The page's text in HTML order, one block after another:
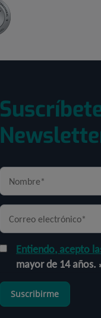
Entiendo, acepto
mayor de 14 años.
Suscribirme